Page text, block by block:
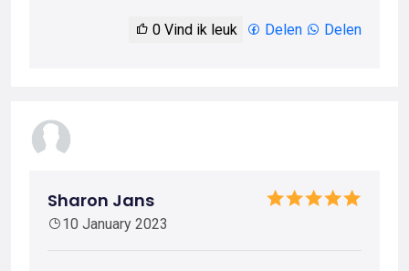
0 Vind ik leuk Delen Delen
Sharon Jans
10 January 2023